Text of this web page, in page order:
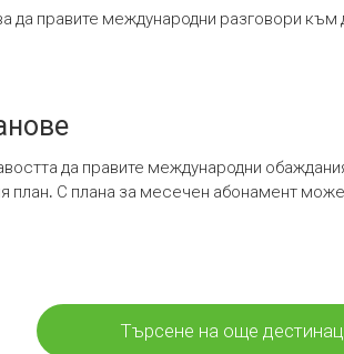
да правите международни разговори
да правите международни
план. С плана за месечен абонамент
Търсене на още